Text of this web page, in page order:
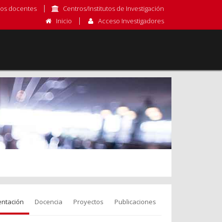
docentes
Centros/Institutos de Investigación
Inicio
Acceso Investigadores
Docencia Proyectos Publicaciones